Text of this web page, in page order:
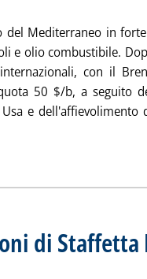
del Mediterraneo in
e olio combustibile.
con il
50 $/b, a seguito
Usa e dell'affievolimento
di Staffetta